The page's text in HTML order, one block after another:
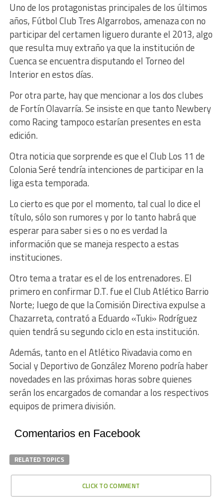
Uno de los protagonistas principales de los últimos
años, Fútbol Club Tres Algarrobos, amenaza con no
participar del certamen liguero durante el 2013, algo
que resulta muy extraño ya que la institución de
Cuenca se encuentra disputando el Torneo del
Interior en estos días.
Por otra parte, hay que mencionar a los dos clubes
de Fortín Olavarría. Se insiste en que tanto Newbery
como Racing tampoco estarían presentes en esta
edición.
Otra noticia que sorprende es que el Club Los 11 de
Colonia Seré tendría intenciones de participar en la
liga esta temporada.
Lo cierto es que por el momento, tal cual lo dice el
título, sólo son rumores y por lo tanto habrá que
esperar para saber si es o no es verdad la
información que se maneja respecto a estas
instituciones.
Otro tema a tratar es el de los entrenadores. El
primero en confirmar D.T. fue el Club Atlético Barrio
Norte; luego de que la Comisión Directiva expulse a
Chazarreta, contrató a Eduardo «Tuki» Rodríguez
quien tendrá su segundo ciclo en esta institución.
Además, tanto en el Atlético Rivadavia como en
Social y Deportivo de González Moreno podría haber
novedades en las próximas horas sobre quienes
serán los encargados de comandar a los respectivos
equipos de primera división.
Comentarios en Facebook
RELATED TOPICS
CLICK TO COMMENT